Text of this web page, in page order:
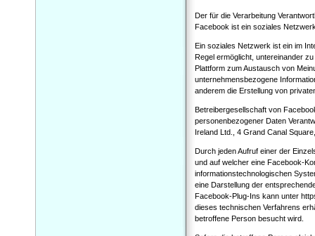
Der für die Verarbeitung
Facebook ist ein soziales
Ein soziales Netzwerk ist ein im
Regel ermöglicht, untereinander
Plattform zum Austausch von
unternehmensbezogene
anderem die Erstellung von
Betreibergesellschaft von
personenbezogener Daten
Ireland Ltd., 4 Grand Canal
Durch jeden Aufruf einer der
und auf welcher eine Facebook-
informationstechnologischen
eine Darstellung der
Facebook-Plug-Ins kann unter
dieses technischen Verfahrens
betroffene Person besucht wird.